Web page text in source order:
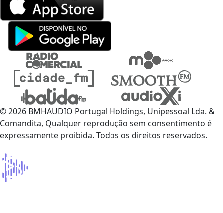
© 2026 BMHAUDIO Portugal Holdings, Unipessoal Lda. &
Comandita, Qualquer reprodução sem consentimento é
expressamente proibida. Todos os direitos reservados.